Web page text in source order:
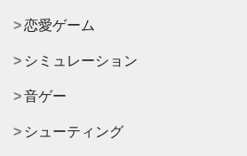
恋愛ゲーム
シミュレーション
音ゲー
シューティング